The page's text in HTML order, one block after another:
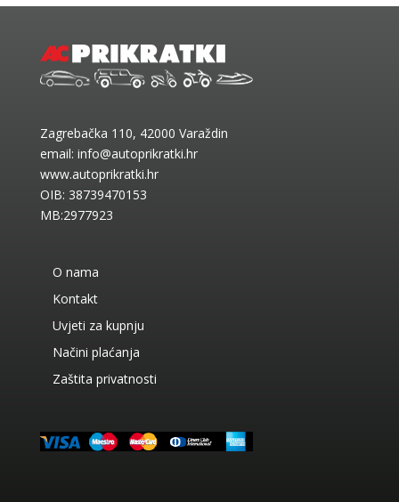
Zagrebačka 110, 42000 Varaždin
email: info@autoprikratki.hr
www.autoprikratki.hr
OIB: 38739470153
MB:2977923
O nama
Kontakt
Uvjeti za kupnju
Načini plaćanja
Zaštita privatnosti